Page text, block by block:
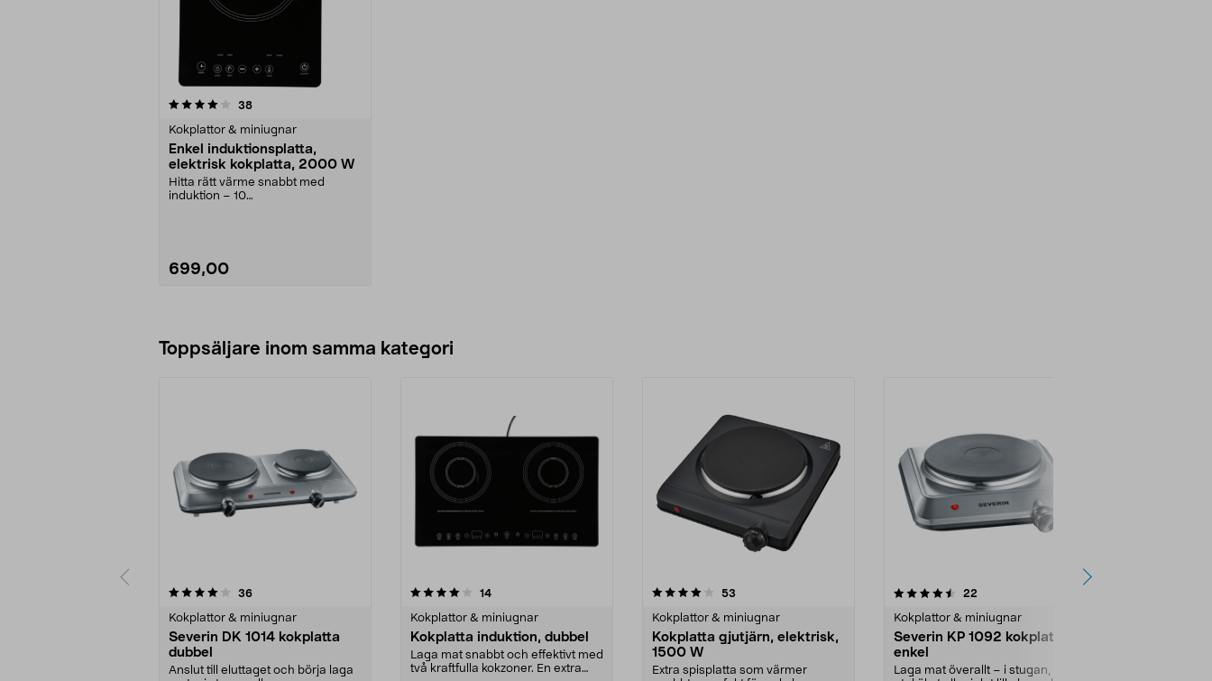
38recensioner
Kokplattor & miniugnar
Enkel induktionsplatta,
elektrisk kokplatta, 2000 W
Hitta rätt värme snabbt med
induktion – 10
699,00
Toppsäljare inom samma kategori
36recensioner
Kokplattor & miniugnar
Severin DK 1014 kokplatta
dubbel
Anslut till eluttaget och börja laga
4.0 av 5 stjärnor 14recensioner
Kokplattor & miniugnar
Kokplatta induktion, dubbel
Laga mat snabbt och effektivt med
två kraftfulla kokzoner. En extra
4.0 av 5 stjärnor 53
Kokplattor & miniugnar
Kokplatta gjutjärn, elektrisk,
1500 W
Extra spisplatta som värmer
4.5 av 5 stjärnor 22
Kokplattor & miniugnar
Severin KP 1092 kokplatta
enkel
Laga mat överallt – i stugan, i
4.5 av 5 stjärnor